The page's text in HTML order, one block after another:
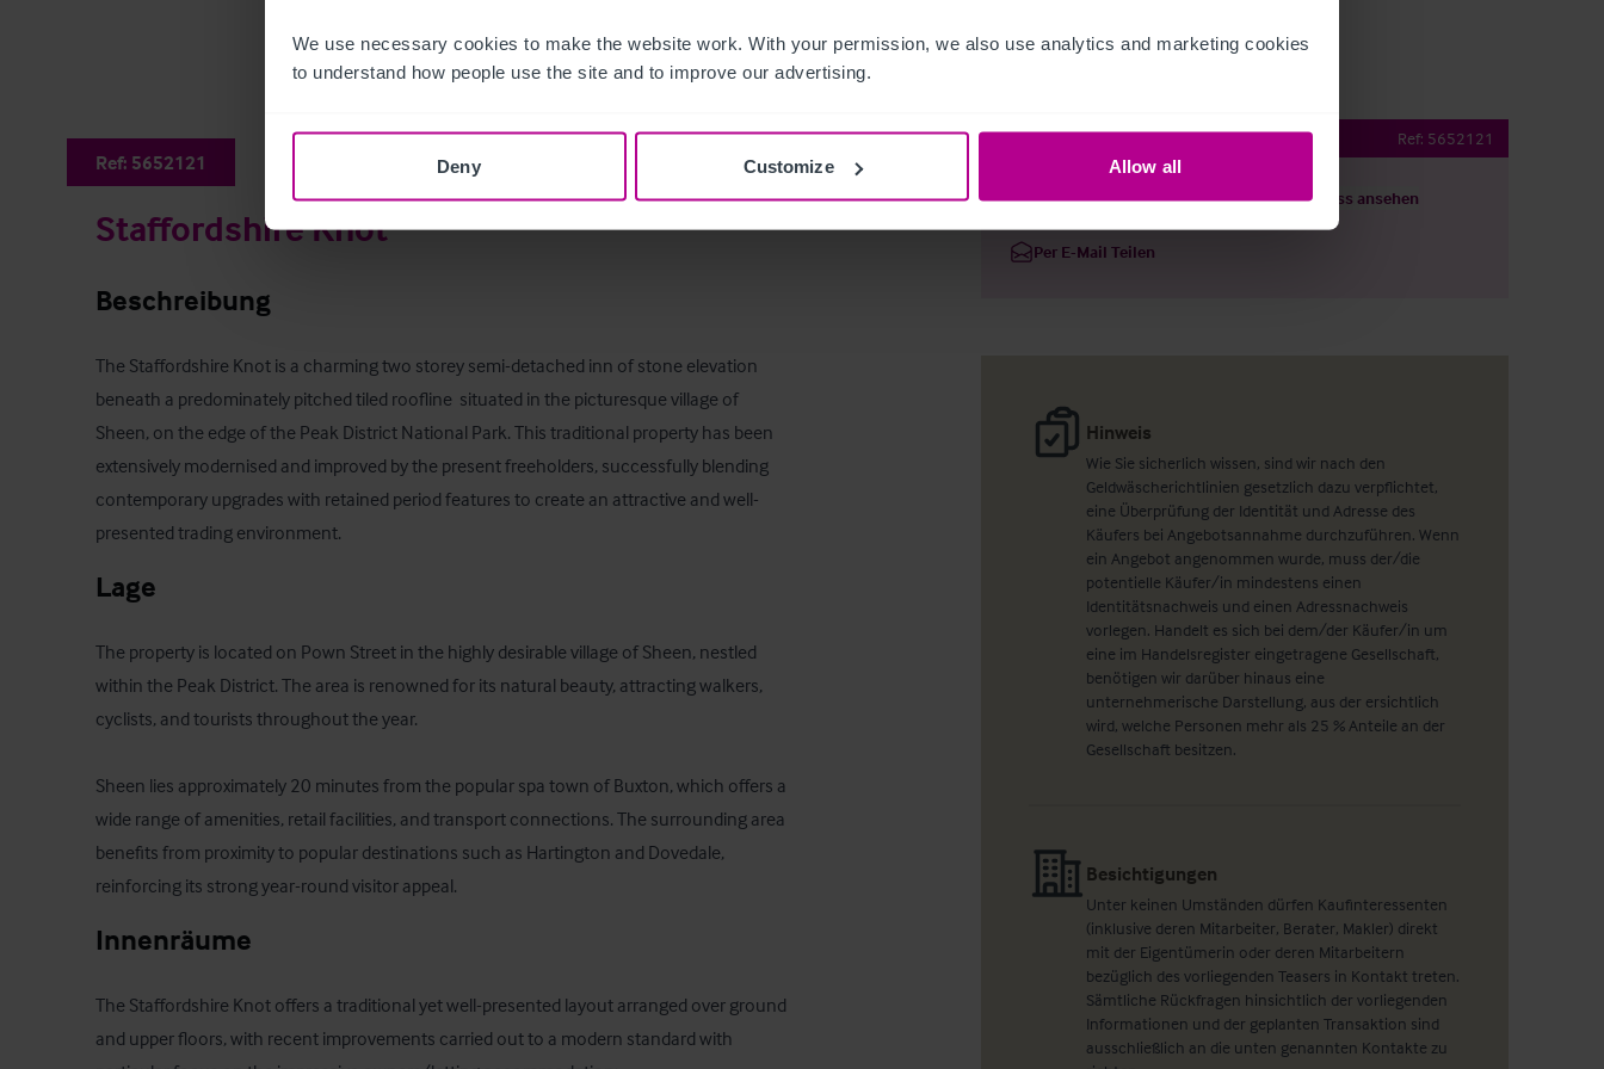
We use necessary cookies to make the website work. With your permission, we also use analytics and marketing cookies
to understand how people use the site and to improve our advertising.
Deny Customize Allow all
Ref: 5652121
Staffordshire Knot
Beschreibung
The Staffordshire Knot is a charming two storey semi-detached inn of stone elevation
beneath a predominately pitched tiled roofline  situated in the picturesque village of
Sheen, on the edge of the Peak District National Park. This traditional property has been
extensively modernised and improved by the present freeholders, successfully blending
contemporary upgrades with retained period features to create an attractive and well-
presented trading environment.
Lage
The property is located on Pown Street in the highly desirable village of Sheen, nestled
within the Peak District. The area is renowned for its natural beauty, attracting walkers,
cyclists, and tourists throughout the year.
Sheen lies approximately 20 minutes from the popular spa town of Buxton, which offers a
wide range of amenities, retail facilities, and transport connections. The surrounding area
benefits from proximity to popular destinations such as Hartington and Dovedale,
reinforcing its strong year-round visitor appeal.
Innenräume
The Staffordshire Knot offers a traditional yet well-presented layout arranged over ground
and upper floors, with recent improvements carried out to a modern standard with
Pub with rooms Ref: 5652121
Details herunterladen Grundriss ansehen
Per E-Mail Teilen
Hinweis
Wie Sie sicherlich wissen, sind wir nach den
Geldwäscherichtlinien gesetzlich dazu verpflichtet,
eine Überprüfung der Identität und Adresse des
Käufers bei Angebotsannahme durchzuführen. Wenn
ein Angebot angenommen wurde, muss der/die
potentielle Käufer/in mindestens einen
Identitätsnachweis und einen Adressnachweis
vorlegen. Handelt es sich bei dem/der Käufer/in um
eine im Handelsregister eingetragene Gesellschaft,
benötigen wir darüber hinaus eine
unternehmerische Darstellung, aus der ersichtlich
wird, welche Personen mehr als 25 % Anteile an der
Gesellschaft besitzen.
Besichtigungen
Unter keinen Umständen dürfen Kaufinteressenten
(inklusive deren Mitarbeiter, Berater, Makler) direkt
mit der Eigentümerin oder deren Mitarbeitern
bezüglich des vorliegenden Teasers in Kontakt treten.
Sämtliche Rückfragen hinsichtlich der vorliegenden
Informationen und der geplanten Transaktion sind
ausschließlich an die unten genannten Kontakte zu